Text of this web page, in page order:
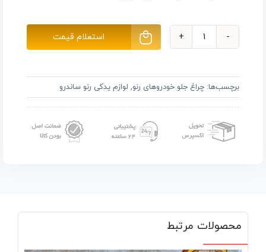
چپ
رنو
ساندرو
عدد
استعلام قیمت
برچسب‌ها: چراغ جلو خودروهای رنو, لوازم یدکی رنو ساندرو
محصولات مرتبط